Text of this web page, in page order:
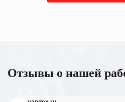
Отзывы о нашей